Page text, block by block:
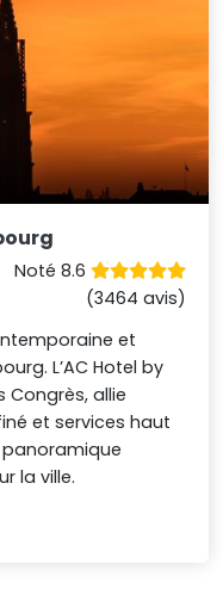
Noté 8.6
(3464 avis)
et
L’AC Hotel by
Congrès, allie
et services haut
la ville.